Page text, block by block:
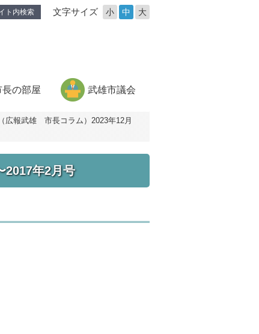
ト内検索 文字サイズ 小 中 大
長の部屋 武雄市議会
広報武雄 市長コラム）2023年12月
2017年2月号